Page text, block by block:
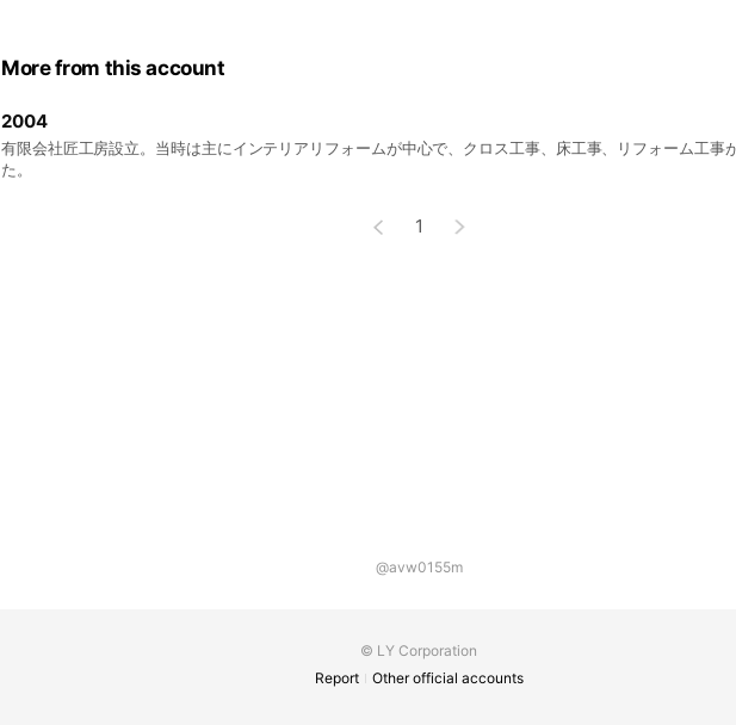
More from this account
2004
有限会社匠工房設立。当時は主にインテリアリフォームが中心で、クロス工事、床工事、リフォーム工事
た。
1
@avw0155m
© LY Corporation
Report
Other official accounts